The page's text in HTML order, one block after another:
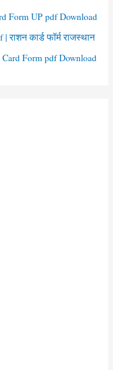
Form UP pdf Download
कार्ड फॉर्म राजस्थान
Card Form pdf Download